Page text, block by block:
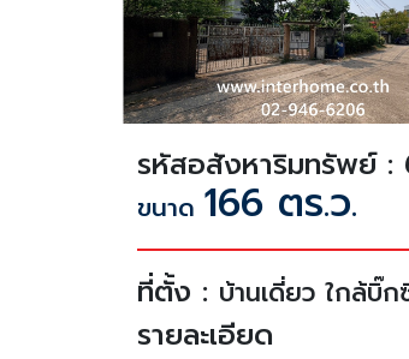
รหัสอสังหาริมทรัพย์ :
ขนาด 166 ตร.ว.
ที่ตั้ง : บ้านเดี่ยว ใกล้บิ๊
รายละเอียด